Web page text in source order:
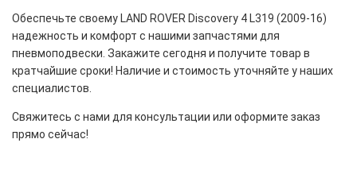
Обеспечьте своему LAND ROVER Discovery 4 L319 (2009-16)
надежность и комфорт с нашими запчастями для
пневмоподвески. Закажите сегодня и получите товар в
кратчайшие сроки! Наличие и стоимость уточняйте у наших
специалистов.
Свяжитесь с нами для консультации или оформите заказ
прямо сейчас!